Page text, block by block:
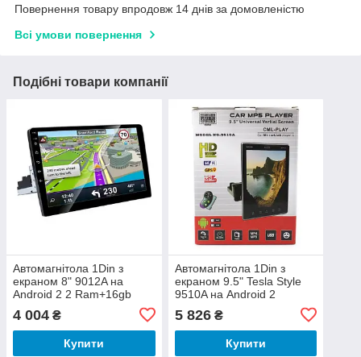
Повернення товару впродовж 14 днів за домовленістю
Всі умови повернення
Подібні товари компанії
Автомагнітола 1Din з
екраном 8" 9012A на
Android 2 2 Ram+16gb
4 004 ₴
Купити
Автомагнітола 1Din з
екраном 9.5" Tesla Style
9510A на Android 2
Ram+16gb Storage+GPS
5 826₴
Купити